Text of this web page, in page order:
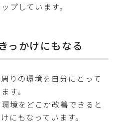
プしています。
っかけにもなる
りの環境を自分にとって
す。
境をどこか改善できると
にもなっています。